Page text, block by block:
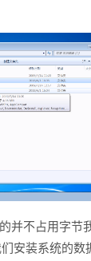
不占用字节
安装系统的数